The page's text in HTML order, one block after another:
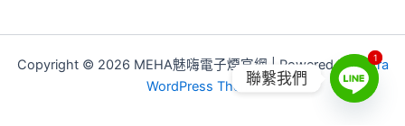
Copyright © 2026 MEHA魅嗨電子煙官網 | Powered byAstra
WordPress Theme聯繫我們
11